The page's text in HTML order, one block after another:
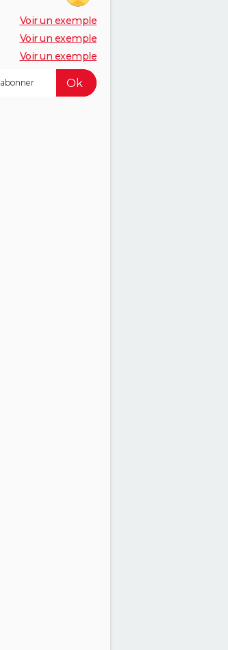
Voir un exemple
Voir un exemple
Voir un exemple